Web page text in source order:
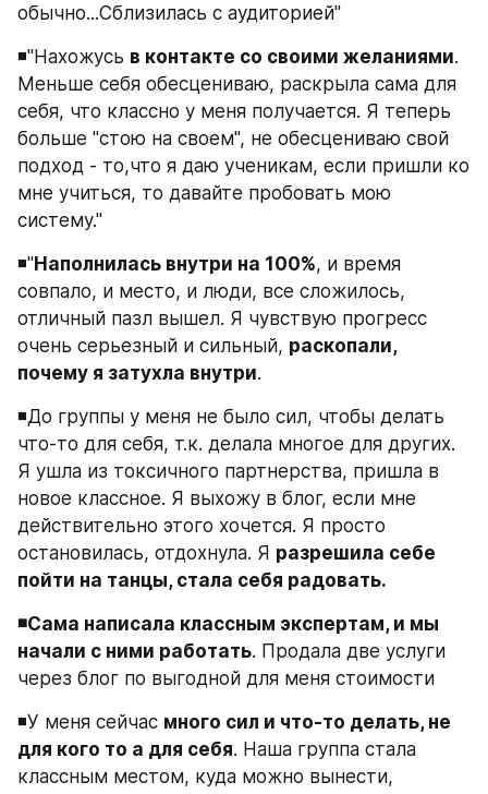
обычно...Сблизилась с аудиторией"
◾️"Нахожусь в контакте со своими желаниями.
Меньше себя обесцениваю, раскрыла сама для
себя, что классно у меня получается. Я теперь
больше "стою на своем", не обесцениваю свой
подход - то,что я даю ученикам, если пришли ко
мне учиться, то давайте пробовать мою
систему."
◾️"Наполнилась внутри на 100%, и время
совпало, и место, и люди, все сложилось,
отличный пазл вышел. Я чувствую прогресс
очень серьезный и сильный, раскопали,
почему я затухла внутри.
◾️До группы у меня не было сил, чтобы делать
что-то для себя, т.к. делала многое для других.
Я ушла из токсичного партнерства, пришла в
новое классное. Я выхожу в блог, если мне
действительно этого хочется. Я просто
остановилась, отдохнула. Я разрешила себе
пойти на танцы, стала себя радовать.
◾️Сама написала классным экспертам, и мы
начали с ними работать. Продала две услуги
через блог по выгодной для меня стоимости
◾️У меня сейчас много сил и что-то делать, не
для кого то а для себя. Наша группа стала
классным местом, куда можно вынести,